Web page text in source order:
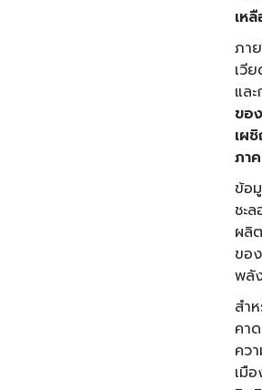
เห
ภา
เวี
แล
ขอ
เผ
ภา
ข้อ
ชะ
ผลิ
ขอ
พลั
สำ
คา
คว
เมื